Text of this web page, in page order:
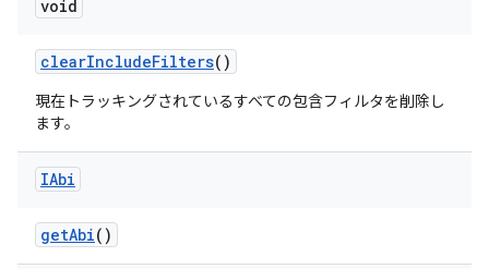
void
clearIncludeFilters()
現在トラッキングされているすべての包含フィルタを削除し
ます。
IAbi
getAbi()